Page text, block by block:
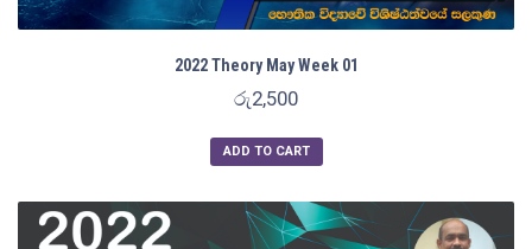
2022 Theory May Week 01
රු2,500
ADD TO CART